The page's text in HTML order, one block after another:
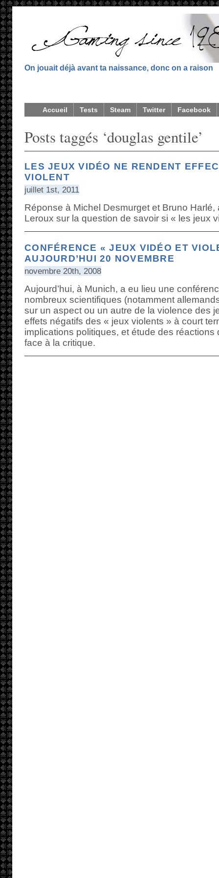
On jouait déjà avant ta naissance, donc on a raison
Accueil Tests Steam Twitter Facebook
Posts taggés ‘douglas gentile’
LES JEUX VIDÉO NE RENDENT
VIOLENT
juillet 1st, 2011
Réponse à Michel Desmurget et Bruno
Leroux sur la question de savoir si « les jeux
CONFÉRENCE « JEUX VIDÉO ET
AUJOURD’HUI 20 NOVEMBRE
novembre 20th, 2008
Aujourd’hui, à Munich, a eu lieu une
nombreux scientifiques (notamment
sur un aspect ou un autre de la violence des
effets négatifs des « jeux violents » à court
implications politiques, et étude des
face à la critique.